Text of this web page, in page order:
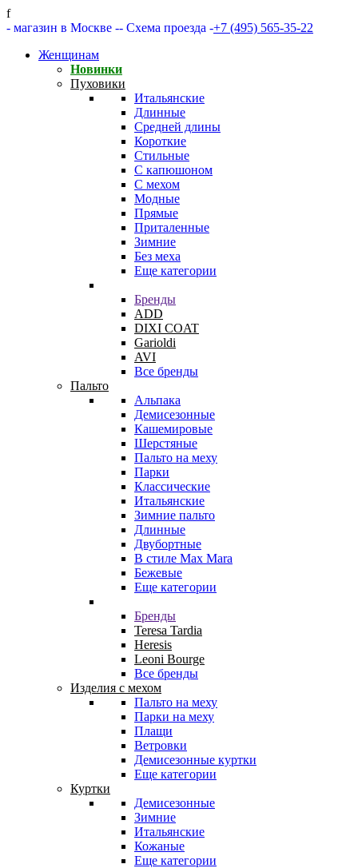
f
- магазин в Москве -- Схема проезда -+7 (495) 565-35-22
Женщинам
Новинки
Пуховики
Итальянские
Длинные
Средней длины
Короткие
Стильные
С капюшоном
С мехом
Модные
Прямые
Приталенные
Зимние
Без меха
Еще категории
Бренды
ADD
DIXI COAT
Garioldi
AVI
Все бренды
Пальто
Альпака
Демисезонные
Кашемировые
Шерстяные
Пальто на меху
Парки
Классические
Итальянские
Зимние пальто
Длинные
Двубортные
В стиле Max Mara
Бежевые
Еще категории
Бренды
Teresa Tardia
Heresis
Leoni Bourge
Все бренды
Изделия с мехом
Пальто на меху
Парки на меху
Плащи
Ветровки
Демисезонные куртки
Еще категории
Куртки
Демисезонные
Зимние
Итальянские
Кожаные
Еще категории